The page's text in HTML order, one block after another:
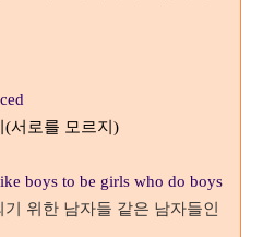
(서로를 모르지 )
boys to be girls who do boys
위한 남자들 같은 남자들인